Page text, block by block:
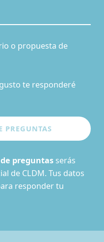
o propuesta de
te responderé
preguntasserás
de CLDM. Tus datos
responder tu